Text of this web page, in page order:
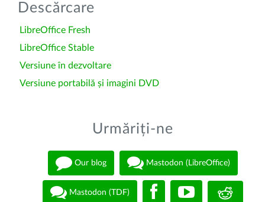
Descărcare
LibreOffice Fresh
LibreOffice Stable
Versiune în dezvoltare
Versiune portabilă și imagini DVD
Urmăriți-ne
Our blog Mastodon (LibreOffice)
Mastodon (TDF)